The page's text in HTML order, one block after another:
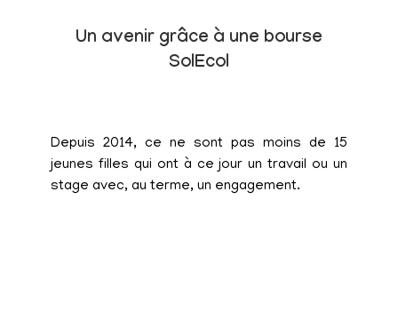
Un avenir grâce à une bourse
SolEcol
Depuis 2014, ce ne sont pas moins de 15
jeunes filles qui ont à ce jour un travail ou un
stage avec, au terme, un engagement.